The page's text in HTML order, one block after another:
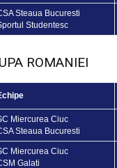
Steaua Bucuresti
Studentesc
ROMANIEI
Miercurea Ciuc
Steaua Bucuresti
Miercurea Ciuc
Galati